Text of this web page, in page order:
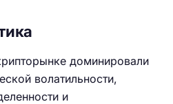
доминировали
волатильности,
и